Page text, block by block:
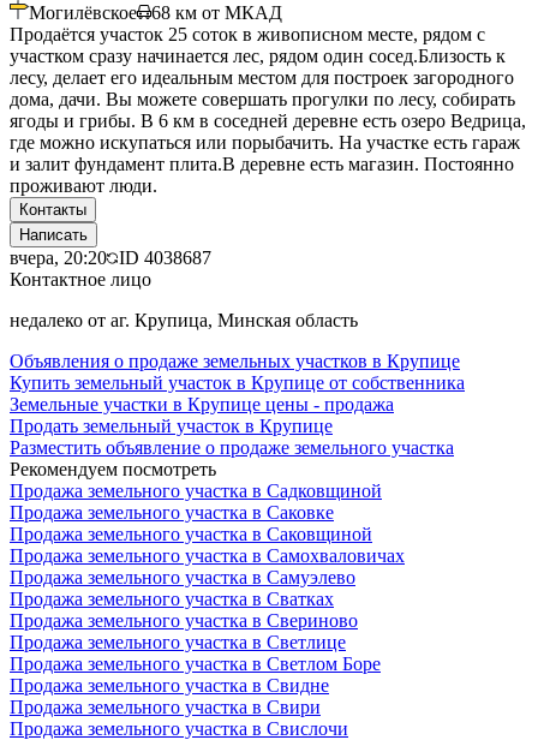
Могилёвское 68 км от МКАД
Продаётся участок 25 соток в живописном месте, рядом с
участком сразу начинается лес, рядом один сосед.Близость к
лесу, делает его идеальным местом для построек загородного
дома, дачи. Вы можете совершать прогулки по лесу, собирать
ягоды и грибы. В 6 км в соседней деревне есть озеро Ведрица,
где можно искупаться или порыбачить. На участке есть гараж
и залит фундамент плита.В деревне есть магазин. Постоянно
проживают люди.
Контакты
Написать
вчера, 20:20 ID 4038687
Контактное лицо
недалеко от аг. Крупица, Минская область
Объявления о продаже земельных участков в Крупице
Купить земельный участок в Крупице от собственника
Земельные участки в Крупице цены - продажа
Продать земельный участок в Крупице
Разместить объявление о продаже земельного участка
Рекомендуем посмотреть
Продажа земельного участка в Садковщиной
Продажа земельного участка в Саковке
Продажа земельного участка в Саковщиной
Продажа земельного участка в Самохваловичах
Продажа земельного участка в Самуэлево
Продажа земельного участка в Сватках
Продажа земельного участка в Свериново
Продажа земельного участка в Светлице
Продажа земельного участка в Светлом Боре
Продажа земельного участка в Свидне
Продажа земельного участка в Свири
Продажа земельного участка в Свислочи